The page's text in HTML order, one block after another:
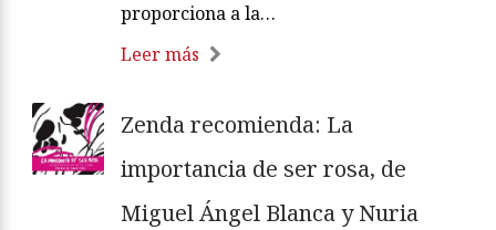
proporciona a la…
Leer más
Zenda recomienda: La
importancia de ser rosa, de
Miguel Ángel Blanca y Nuria